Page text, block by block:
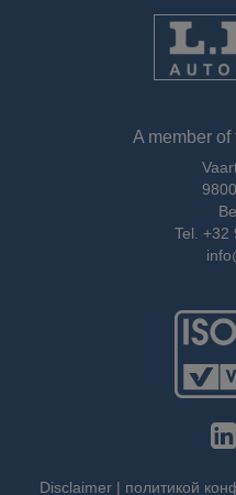
A member of
Tel. +32
Disclaimer | политикой